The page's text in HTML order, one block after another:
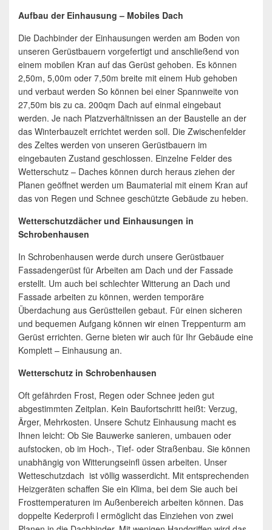
Aufbau der Einhausung – Mobiles Dach
Die Dachbinder der Einhausungen werden am Boden von
unseren Gerüstbauern vorgefertigt und anschließend von
einem mobilen Kran auf das Gerüst gehoben. Es können
2,50m, 5,00m oder 7,50m breite mit einem Hub gehoben
und verbaut werden So können bei einer Spannweite von
27,50m bis zu ca. 200qm Dach auf einmal eingebaut
werden. Je nach Platzverhältnissen an der Baustelle an der
das Winterbauzelt errichtet werden soll. Die Zwischenfelder
des Zeltes werden von unseren Gerüstbauern im
eingebauten Zustand geschlossen. Einzelne Felder des
Wetterschutz – Daches können durch heraus ziehen der
Planen geöffnet werden um Baumaterial mit einem Kran auf
das von Regen und Schnee geschützte Gebäude zu heben.
Wetterschutzdächer und Einhausungen in
Schrobenhausen
In Schrobenhausen werde durch unsere Gerüstbauer
Fassadengerüst für Arbeiten am Dach und der Fassade
erstellt. Um auch bei schlechter Witterung an Dach und
Fassade arbeiten zu können, werden temporäre
Überdachung aus Gerüstteilen gebaut. Für einen sicheren
und bequemen Aufgang können wir einen Treppenturm am
Gerüst errichten. Gerne bieten wir auch für Ihr Gebäude eine
Komplett – Einhausung an.
Wetterschutz in Schrobenhausen
Oft gefährden Frost, Regen oder Schnee jeden gut
abgestimmten Zeitplan. Kein Baufortschritt heißt: Verzug,
Ärger, Mehrkosten. Unsere Schutz Einhausung macht es
Ihnen leicht: Ob Sie Bauwerke sanieren, umbauen oder
aufstocken, ob im Hoch-, Tief- oder Straßenbau. Sie können
unabhängig von Witterungseinfl üssen arbeiten. Unser
Wetteschutzdach ist völlig wasserdicht. Mit entsprechenden
Heizgeräten schaffen Sie ein Klima, bei dem Sie auch bei
Frosttemperaturen im Außenbereich arbeiten können. Das
doppelte Kederprofi l ermöglicht das Einziehen von zwei